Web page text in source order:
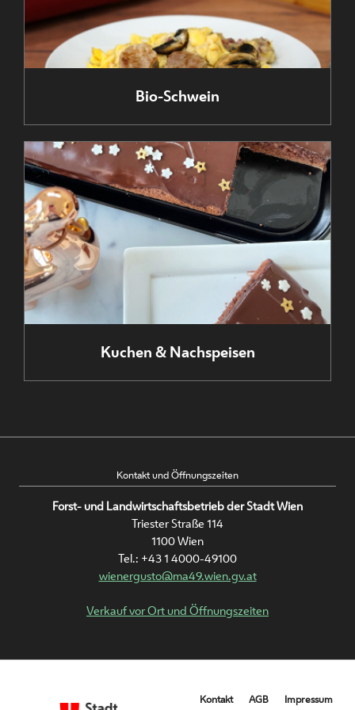
Bio-Schwein
Kuchen & Nachspeisen
Kontakt und Öffnungszeiten
Forst- und Landwirtschaftsbetrieb der Stadt Wien
Triester Straße 114
1100 Wien
Tel.: +43 1 4000-49100
wienergusto@ma49.wien.gv.at
Verkauf vor Ort und Öffnungszeiten
Metanavigation
Kontakt AGB Impressum